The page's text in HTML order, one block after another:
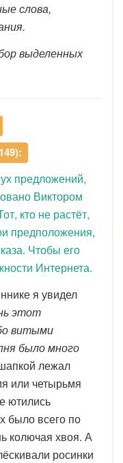
слова,
выделенных
предложений,
Виктором
кто не растёт,
предположения,
Чтобы его
Интернета.
я увидел
этот
витыми
было много
лежал
или четырьмя
ютились
было всего по
колючая хвоя. А
росинки